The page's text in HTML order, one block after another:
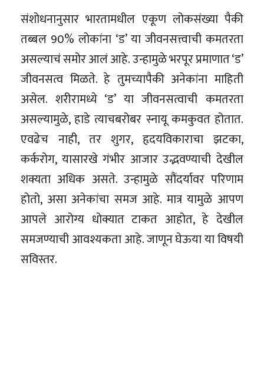
संशोधनानुसार भारतामधील एकूण लोकसंख्या पैकी
तब्बल 90% लोकांना ‘ड’ या जीवनसत्त्वाची कमतरता
असल्याचं समोर आलं आहे. उन्हामुळे भरपूर प्रमाणात ‘ड’
जीवनसत्व मिळते. हे तुमच्यापैकी अनेकांना माहिती
असेल. शरीरामध्ये ‘ड’ या जीवनसत्वाची कमतरता
असल्यामुळे, हाडे त्याचबरोबर स्नायू कमकुवत होतात.
एवढेच नाही, तर शुगर, हृदयविकाराचा झटका,
कर्करोग, यासारखे गंभीर आजार उद्भवण्याची देखील
शक्यता अधिक असते. उन्हामुळे सौंदर्यावर परिणाम
होतो, असा अनेकांचा समज आहे. मात्र यामुळे आपण
आपले आरोग्य धोक्यात टाकत आहोत, हे देखील
समजण्याची आवश्यकता आहे. जाणून घेऊया या विषयी
सविस्तर.